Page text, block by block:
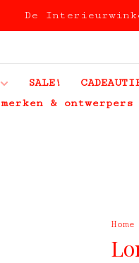
De
SALE!
merken & ontwerpers
Home